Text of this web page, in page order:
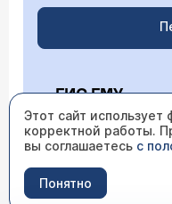
ГИС ГМУ
Этот сайт
корректной работы.
вы соглашаетесь с
Понятно